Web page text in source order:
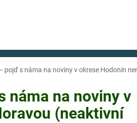
pojď s náma na noviny v okrese Hodonín
náma na noviny v
(neaktivní